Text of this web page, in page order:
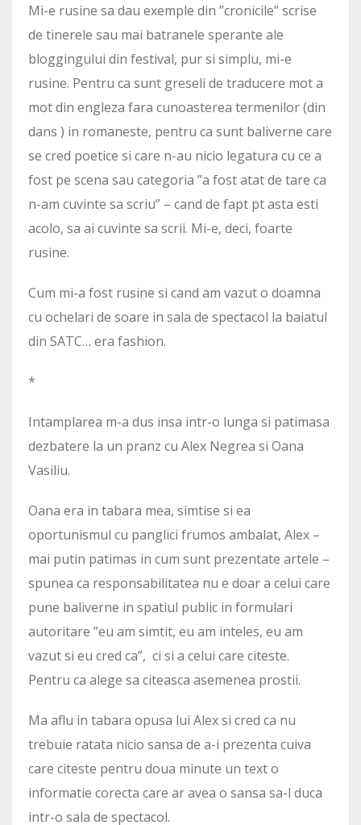
Mi-e rusine sa dau exemple din ”cronicile” scrise
de tinerele sau mai batranele sperante ale
bloggingului din festival, pur si simplu, mi-e
rusine. Pentru ca sunt greseli de traducere mot a
mot din engleza fara cunoasterea termenilor (din
dans ) in romaneste, pentru ca sunt baliverne care
se cred poetice si care n-au nicio legatura cu ce a
fost pe scena sau categoria ”a fost atat de tare ca
n-am cuvinte sa scriu” – cand de fapt pt asta esti
acolo, sa ai cuvinte sa scrii. Mi-e, deci, foarte
rusine.
Cum mi-a fost rusine si cand am vazut o doamna
cu ochelari de soare in sala de spectacol la baiatul
din SATC… era fashion.
*
Intamplarea m-a dus insa intr-o lunga si patimasa
dezbatere la un pranz cu Alex Negrea si Oana
Vasiliu.
Oana era in tabara mea, simtise si ea
oportunismul cu panglici frumos ambalat, Alex –
mai putin patimas in cum sunt prezentate artele –
spunea ca responsabilitatea nu e doar a celui care
pune baliverne in spatiul public in formulari
autoritare ”eu am simtit, eu am inteles, eu am
vazut si eu cred ca”, ci si a celui care citeste.
Pentru ca alege sa citeasca asemenea prostii.
Ma aflu in tabara opusa lui Alex si cred ca nu
trebuie ratata nicio sansa de a-i prezenta cuiva
care citeste pentru doua minute un text o
informatie corecta care ar avea o sansa sa-l duca
intr-o sala de spectacol.